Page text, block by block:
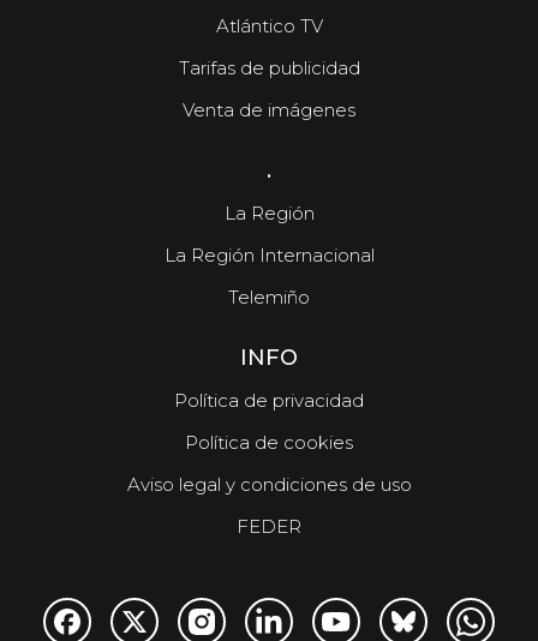
Atlántico TV
Tarifas de publicidad
Venta de imágenes
.
La Región
La Región Internacional
Telemiño
INFO
Política de privacidad
Política de cookies
Aviso legal y condiciones de uso
FEDER